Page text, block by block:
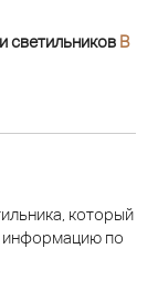
светильников В
который
по